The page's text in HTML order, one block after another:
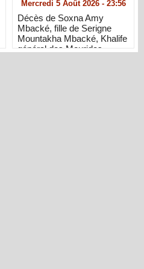
Mercredi 5 Août 2026 - 23:56
Décès de Soxna Amy
Mbacké, fille de Serigne
Mountakha Mbacké, Khalife
général des Mourides